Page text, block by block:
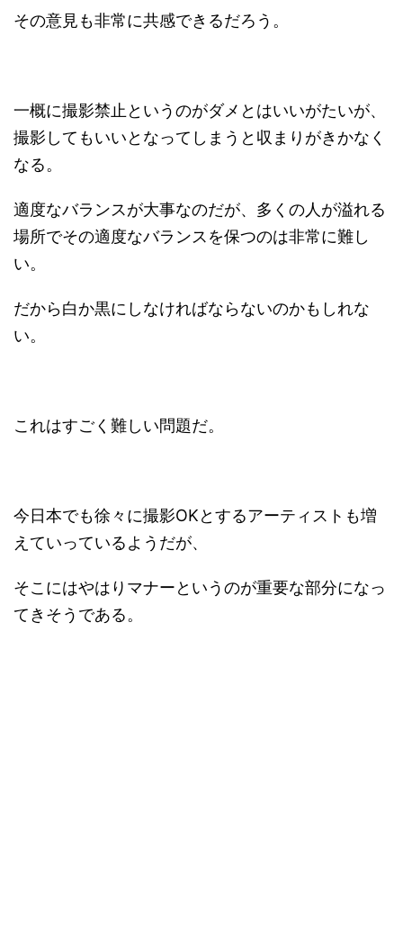
その意見も非常に共感できるだろう。
一概に撮影禁止というのがダメとはいいがたいが、
撮影してもいいとなってしまうと収まりがきかなく
なる。
適度なバランスが大事なのだが、多くの人が溢れる
場所でその適度なバランスを保つのは非常に難し
い。
だから白か黒にしなければならないのかもしれな
い。
これはすごく難しい問題だ。
今日本でも徐々に撮影OKとするアーティストも増
えていっているようだが、
そこにはやはりマナーというのが重要な部分になっ
てきそうである。